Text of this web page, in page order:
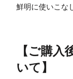
鮮明に使いこな
【ご購入
いて 】